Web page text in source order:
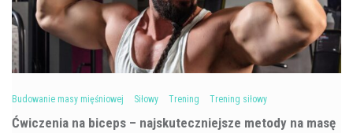
Budowanie masy mięśniowej Siłowy Trening Trening siłowy
Ćwiczenia na biceps – najskuteczniejsze metody na masę